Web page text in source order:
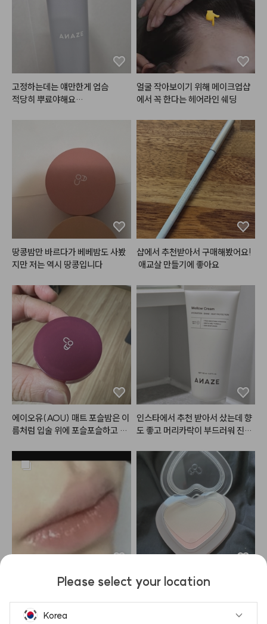
데일리템으로 실용성 좋고 기분도
#헤메코리뷰어
고정하는데는 얘만한게 업슴
적당히 뿌료야해요
얼굴 작아보이기 위해 메이크업샵
에서 꼭 한다는 헤어라인 쉐딩
땅콩밤만 바르다가 베베밤도 사봤
지만 저는 역시 땅콩입니다
샵에서 추천받아서 구매해봤어요!
애교살 만들기에 좋아요
에이오유(AOU) 매트 포슬밤은 이
름처럼 입술 위에 포슬포슬하고 부
일반적인 건조하고 뻑뻑한 매트 립
리면서도 겉은 보송하게 마무리되
어 입술 주름과 각질을 매끈하게 블
러 처리해 주는 효과가 탁월합니다.
뭉침 없이 자연스럽게 스머징되어
손이나 실리콘 브러시로 대충 톡톡
두드려 발라도 쉽게 예쁜 그라데이
특히 웜톤과 쿨톤 모두가 반할 만한
위기 컬러 구성이 돋보이며, 립뿐만
아니라 치크(블러셔)로 함께 활용
인스타에서 추천 받아서 샀는데 향
도 좋고 머리카락이 부드러워 진게
않고 가벼워서 부담없이 사용할 수
있는 점이 가장 좋아요.
이거 진짜 자주써서 지금 2개째 샀
메컵에 분위기 필요할때 사용하면
진짜 개 쩔고요.
색감도 마음에 드는데 두 컬러 조합
Please select your location
Korea